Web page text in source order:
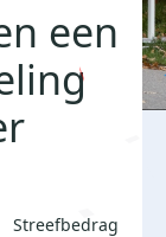
een
Streefbedrag